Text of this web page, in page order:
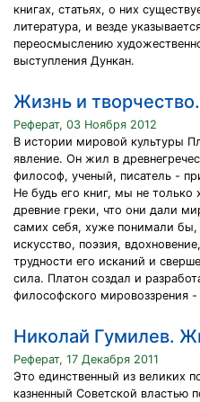
книгах, статьях, о них
литература, и везде
переосмыслению
выступления Дункан.
Жизнь и
Реферат, 03 Ноября 2012
В истории мировой культуры
явление. Он жил в
философ, ученый, писатель -
Не будь его книг, мы не
древние греки, что они дали
самих себя, хуже понимали бы,
искусство, поэзия,
трудности его исканий и
сила. Платон создал и
философского мировоззрения
Николай Гумилев.
Реферат, 17 Декабря 2011
Это единственный из великих
казненный Советской властью